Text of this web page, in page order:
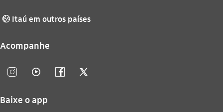
globo_outline Itaú em outros países
Acompanhe
instagram_outline video_outline facebook_outline twitter_outline
Baixe o app